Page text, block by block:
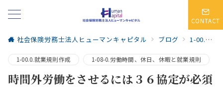
CONTACT
社会保険労務士法人ヒューマンキャピタル ブログ 1-00.0.就業規則作成
1-00.0.就業規則作成 1-08-0.労働時間、休日、休暇と就業規則
時間外労働をさせるには３６協定が必須